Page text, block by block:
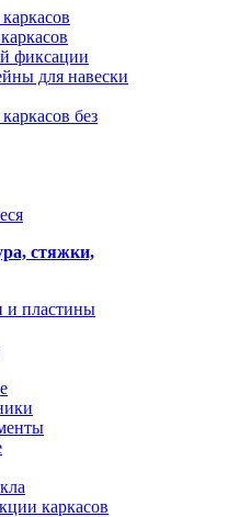
фиксации
для навески
без
стяжки,
и пластины
каркасов